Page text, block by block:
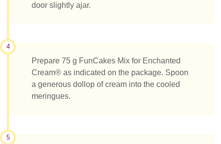
door slightly ajar.
4
Prepare 75 g FunCakes Mix for Enchanted
Cream® as indicated on the package. Spoon
a generous dollop of cream into the cooled
meringues.
5